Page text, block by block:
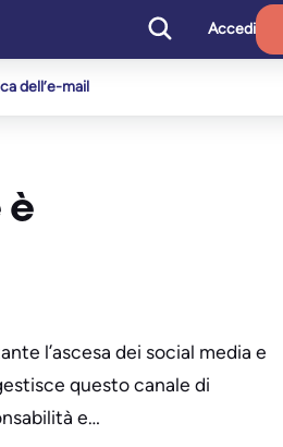
Accedi
dell’e-mail
è
l’ascesa dei social media e
questo canale di
e…